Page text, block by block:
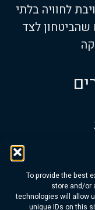
To provide the best
store and/or
technologies will allow
unique IDs on this
לחוויה בלתי
שהביטחון לצד